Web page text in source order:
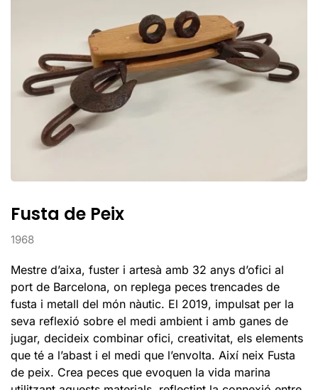
Fusta de Peix
1968
Mestre d’aixa, fuster i artesà amb 32 anys d’ofici al
port de Barcelona, on replega peces trencades de
fusta i metall del món nàutic. El 2019, impulsat per la
seva reflexió sobre el medi ambient i amb ganes de
jugar, decideix combinar ofici, creativitat, els elements
que té a l’abast i el medi que l’envolta. Així neix Fusta
de peix. Crea peces que evoquen la vida marina